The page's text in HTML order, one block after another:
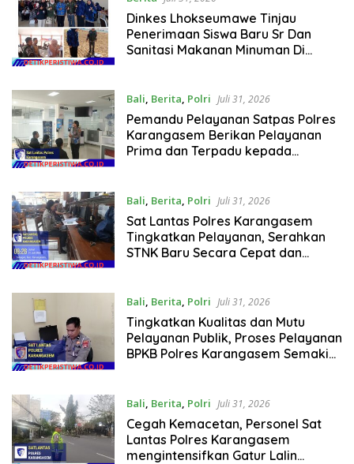
Dinkes Lhokseumawe Tinjau
Penerimaan Siswa Baru Sr Dan
Sanitasi Makanan Minuman Di
Bali, Berita, Polri Juli 31, 2026
Pemandu Pelayanan Satpas Polres
Karangasem Berikan Pelayanan
Prima dan Terpadu kepada
Bali, Berita, Polri Juli 31, 2026
Sat Lantas Polres Karangasem
Tingkatkan Pelayanan, Serahkan
STNK Baru Secara Cepat dan
Bali, Berita, Polri Juli 31, 2026
Tingkatkan Kualitas dan Mutu
Pelayanan Publik, Proses Pelayanan
BPKB Polres Karangasem Semakin
Bali, Berita, Polri Juli 31, 2026
Cegah Kemacetan, Personel Sat
Lantas Polres Karangasem
mengintensifkan Gatur Lalin